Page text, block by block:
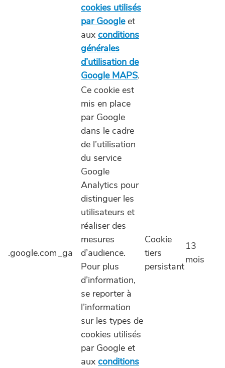
cookies utilisés
par Googleet
aux conditions
générales
d’utilisation de
Google MAPS.
.google.com_ga
Ce cookie est
mis en place
par Google
dans le cadre
de l’utilisation
du service
Google
Analytics pour
distinguer les
utilisateurs et
réaliser des
mesures
d’audience.
Pour plus
d’information,
se reporter à
l’information
sur les types de
cookies utilisés
par Google et
aux conditions
Cookie
tiers
persistant
13
mois